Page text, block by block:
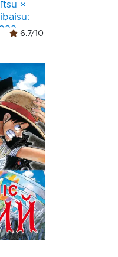
×
6.7/10